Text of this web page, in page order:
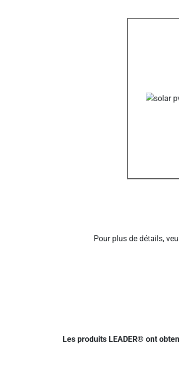
Pour plus de détails,
Les produits LEADER® ont